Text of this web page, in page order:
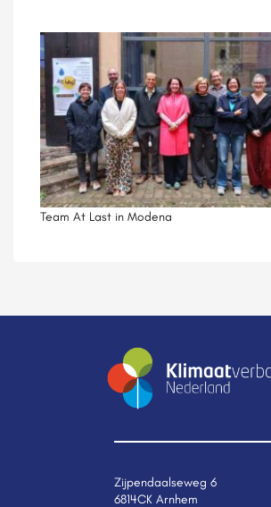
Team At Last in Modena
Zijpendaalseweg 6
6814CK Arnhem